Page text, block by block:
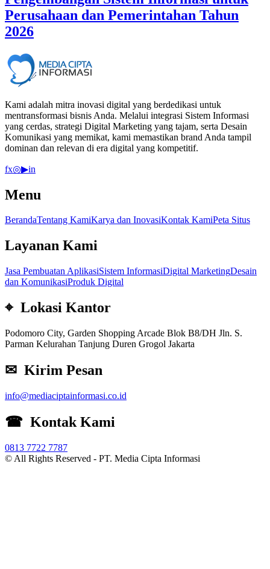
Perusahaan dan Pemerintahan Tahun
2026
Kami adalah mitra inovasi digital yang berdedikasi untuk
mentransformasi bisnis Anda. Melalui integrasi Sistem Informasi
yang cerdas, strategi Digital Marketing yang tajam, serta Desain
Komunikasi yang memikat, kami memastikan brand Anda tampil
dominan dan relevan di era digital yang kompetitif.
fx◎▶in
Menu
BerandaTentang KamiKarya dan InovasiKontak KamiPeta Situs
Layanan Kami
Jasa Pembuatan AplikasiSistem InformasiDigital MarketingDesain
dan KomunikasiProduk Digital
⌖ Lokasi Kantor
Podomoro City, Garden Shopping Arcade Blok B8/DH Jln. S.
Parman Kelurahan Tanjung Duren Grogol Jakarta
✉ Kirim Pesan
info@mediaciptainformasi.co.id
☎ Kontak Kami
0813 7722 7787
© All Rights Reserved - PT. Media Cipta Informasi